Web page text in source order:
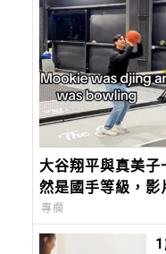
大谷翔平與真美
然是國手等級，影
專欄